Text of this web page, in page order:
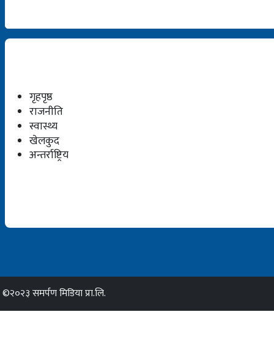
गृहपृष्ठ
राजनीति
स्वास्थ्य
खेलकुद
अन्तर्राष्ट्रिय
©२०२३ समर्पण मिडिया प्रा.लि.